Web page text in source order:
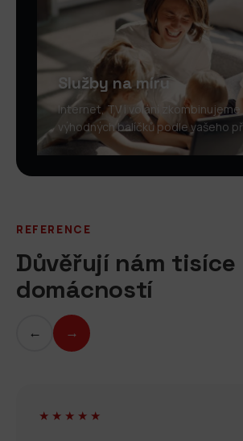
Služby na míru
Internet, TV i volání
výhodných balíčků podle vašeho
REFERENCE
Důvěřují nám tisíce
domácností
← →
★★★★★